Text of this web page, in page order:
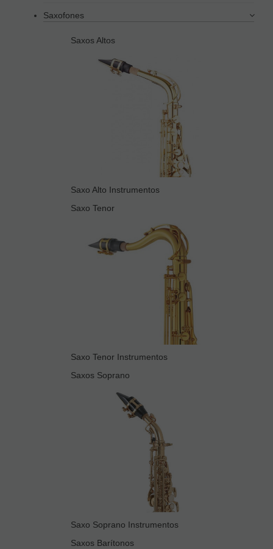
Saxofones
Saxos Altos
Saxo Alto Instrumentos
Saxo Tenor
Saxo Tenor Instrumentos
Saxos Soprano
Saxo Soprano Instrumentos
Saxos Barítonos